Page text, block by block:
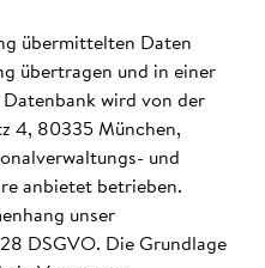
übermittelten Daten
übertragen und in einer
wird von der
4, 80335 München,
und
anbietet betrieben.
unser
DSGVO. Die Grundlage